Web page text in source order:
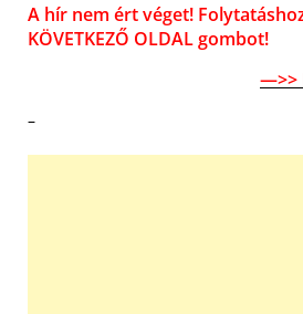
A hír nem ért véget!
KÖVETKEZŐ OLDAL gombot!
—>>
–